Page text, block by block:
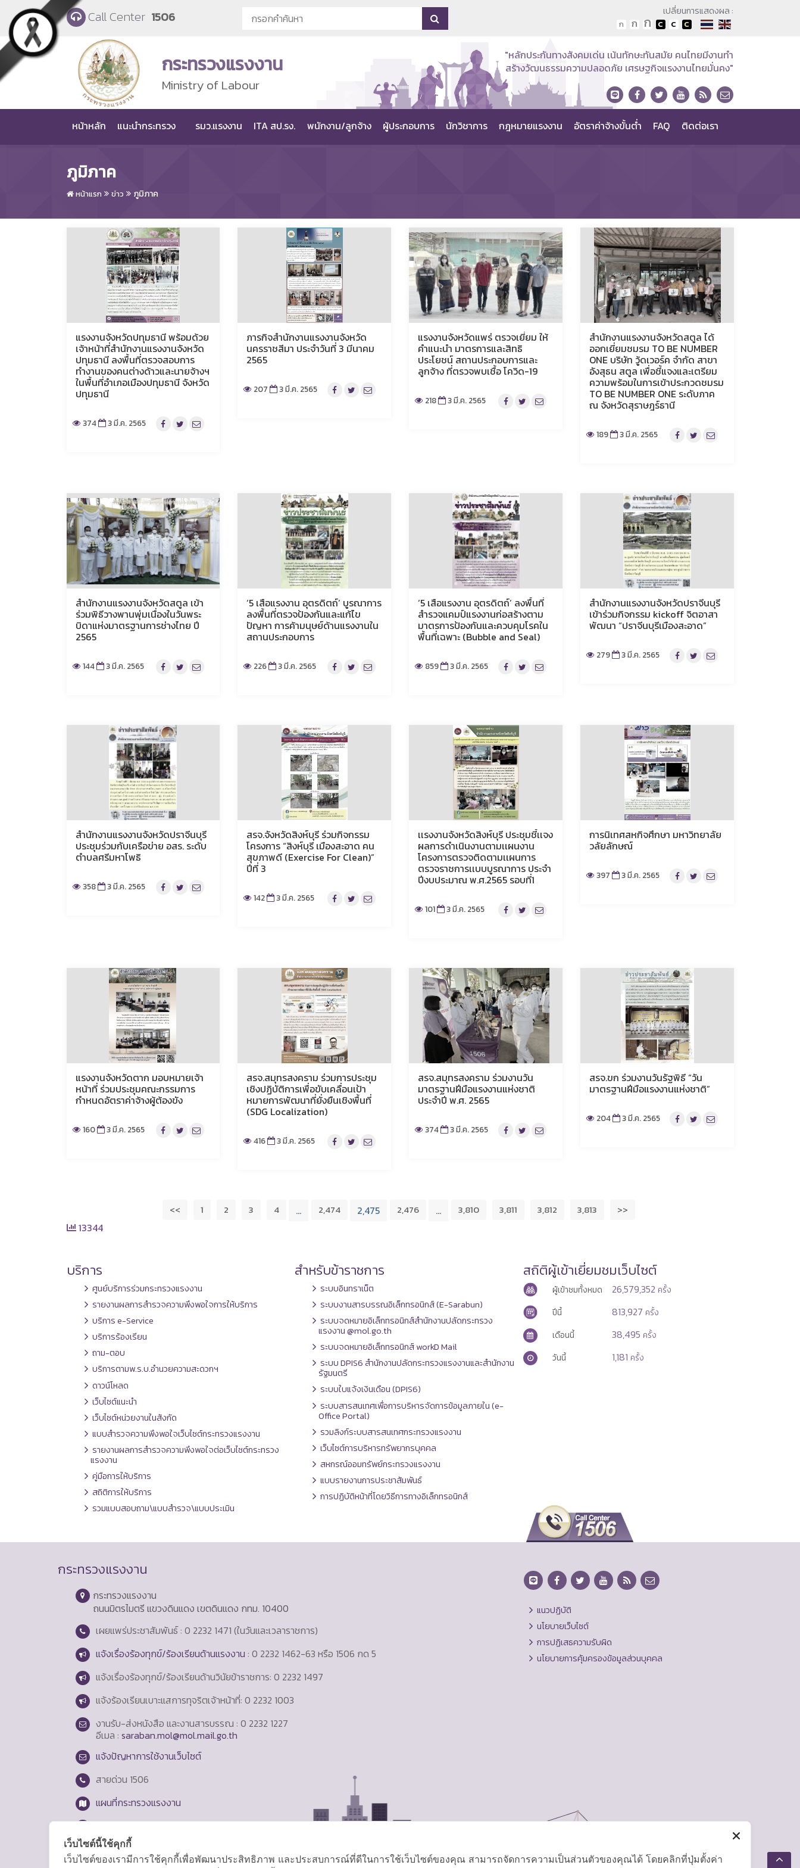
Skip to main content
Call Center 1506 เปลี่ยนการแสดงผล :
กระทรวงแรงงาน
Ministry of Labour
"หลักประกันทางสังคมเด่น เน้นทักษะทันสมัย คนไทยมีงานทำ
สร้างวัฒนธรรมความปลอดภัย เศรษฐกิจแรงงานไทยมั่นคง"
หน้าหลัก แนะนำกระทรวง รมว.แรงงาน ITA สป.รง. พนักงาน/ลูกจ้าง ผู้ประกอบการ นักวิชาการ กฎหมายแรงงาน อัตราค่าจ้างขั้นต่ำ FAQ ติดต่อเรา
ภูมิภาค
หน้าแรก ข่าว ภูมิภาค
แรงงานจังหวัดปทุมธานี พร้อมด้วย
เจ้าหน้าที่สำนักงานแรงงานจังหวัด
ปทุมธานี ลงพื้นที่ตรวจสอบการ
ทำงานของคนต่างด้าวและนายจ้างฯ
ในพื้นที่อำเภอเมืองปทุมธานี จังหวัด
ปทุมธานี
374 3 มี.ค. 2565
ภารกิจสำนักงานแรงงานจังหวัด
นครราชสีมา ประจำวันที่ 3 มีนาคม
2565
207 3 มี.ค. 2565
แรงงานจังหวัดแพร่ ตรวจเยี่ยม ให้
คำแนะนำ มาตรการและสิทธิ
ประโยชน์ สถานประกอบการและ
ลูกจ้าง ที่ตรวจพบเชื้อ โควิด-19
218 3 มี.ค. 2565
สำนักงานแรงงานจังหวัดสตูล ได้
ออกเยี่ยมชมรม TO BE NUMBER
ONE บริษัท วู้ดเวอร์ค จำกัด สาขา
อังสุธน สตูล เพื่อชี้แจงและเตรียม
ความพร้อมในการเข้าประกวดชมรม
TO BE NUMBER ONE ระดับภาค
ณ จังหวัดสุราษฎร์ธานี
189 3 มี.ค. 2565
สำนักงานแรงงานจังหวัดสตูล เข้า
ร่วมพิธีวางพานพุ่มเนื่องในวันพระ
บิดาแห่งมาตรฐานการช่างไทย ปี
2565
144 3 มี.ค. 2565
‘5 เสือแรงงาน อุตรดิตถ์’ บูรณาการ
ลงพื้นที่ตรวจป้องกันและแก้ไข
ปัญหา การค้ามนุษย์ด้านแรงงานใน
สถานประกอบการ
226 3 มี.ค. 2565
‘5 เสือแรงงาน อุตรดิตถ์’ ลงพื้นที่
สำรวจแคมป์แรงงานก่อสร้างตาม
มาตรการป้องกันและควบคุมโรคใน
พื้นที่เฉพาะ (Bubble and Seal)
859 3 มี.ค. 2565
สำนักงานแรงงานจังหวัดปราจีนบุรี
เข้าร่วมกิจกรรม kickoff จิตอาสา
พัฒนา “ปราจีนบุรีเมืองสะอาด”
279 3 มี.ค. 2565
สำนักงานแรงงานจังหวัดปราจีนบุรี
ประชุมร่วมกับเครือข่าย อสร. ระดับ
ตำบลศรีมหาโพธิ
358 3 มี.ค. 2565
สรจ.จังหวัดสิงห์บุรี ร่วมกิจกรรม
โครงการ “สิงห์บุรี เมืองสะอาด คน
สุขภาพดี (Exercise For Clean)”
ปีที่ 3
142 3 มี.ค. 2565
เเรงงานจังหวัดสิงห์บุรี ประชุมชี้เเจง
ผลการดำเนินงานตามเเผนงาน
โครงการตรวจติดตามเเผนการ
ตรวจราชการเเบบบูรณาการ ประจำ
ปีงบประมาณ พ.ศ.2565 รอบที่1
101 3 มี.ค. 2565
การนิเทศสหกิจศึกษา มหาวิทยาลัย
วลัยลักษณ์
397 3 มี.ค. 2565
แรงงานจังหวัดตาก มอบหมายเจ้า
หน้าที่ ร่วมประชุมคณะกรรมการ
กำหนดอัตราค่าจ้างผู้ต้องขัง
160 3 มี.ค. 2565
สรจ.สมุทรสงคราม ร่วมการประชุม
เชิงปฏิบัติการเพื่อขับเคลื่อนเป้า
หมายการพัฒนาที่ยั่งยืนเชิงพื้นที่
(SDG Localization)
416 3 มี.ค. 2565
สรจ.สมุทรสงคราม ร่วมงานวัน
มาตรฐานฝีมือแรงงานแห่งชาติ
ประจำปี พ.ศ. 2565
374 3 มี.ค. 2565
สรจ.ขก ร่วมงานวันรัฐพิธี “วัน
มาตรฐานฝีมือแรงงานแห่งชาติ”
204 3 มี.ค. 2565
<< 1 2 3 4 … 2,474 2,475 2,476 … 3,810 3,811 3,812 3,813 >>
13344
บริการ
ศูนย์บริการร่วมกระทรวงแรงงาน
รายงานผลการสำรวจความพึงพอใจการให้บริการ
บริการ e-Service
บริการร้องเรียน
ถาม-ตอบ
บริการตามพ.ร.บ.อำนวยความสะดวกฯ
ดาวน์โหลด
เว็บไซต์แนะนำ
เว็บไซต์หน่วยงานในสังกัด
แบบสำรวจความพึงพอใจเว็บไซต์กระทรวงแรงงาน
รายงานผลการสำรวจความพึงพอใจต่อเว็บไซต์กระทรวง
แรงงาน
คู่มือการให้บริการ
สถิติการให้บริการ
รวมแบบสอบถาม\แบบสำรวจ\แบบประเมิน
สำหรับข้าราชการ
ระบบอินทราเน็ต
ระบบงานสารบรรณอิเล็กทรอนิกส์ (E-Sarabun)
ระบบจดหมายอิเล็กทรอนิกส์สำนักงานปลัดกระทรวง
แรงงาน @mol.go.th
ระบบจดหมายอิเล็กทรอนิกส์ workD Mail
ระบบ DPIS6 สำนักงานปลัดกระทรวงแรงงานและสำนักงาน
รัฐมนตรี
ระบบใบแจ้งเงินเดือน (DPIS6)
ระบบสารสนเทศเพื่อการบริหารจัดการข้อมูลภายใน (e-
Office Portal)
รวมลิงก์ระบบสารสนเทศกระทรวงแรงงาน
เว็บไซต์การบริหารทรัพยากรบุคคล
สหกรณ์ออมทรัพย์กระทรวงแรงงาน
แบบรายงานการประชาสัมพันธ์
การปฏิบัติหน้าที่โดยวิธีการทางอิเล็กทรอนิกส์
สถิติผู้เข้าเยี่ยมชมเว็บไซต์
ผู้เข้าชมทั้งหมด 26,579,352 ครั้ง
ปีนี้
813,927 ครั้ง
เดือนนี้
38,495 ครั้ง
วันนี้
1,181 ครั้ง
กระทรวงแรงงาน
กระทรวงแรงงาน
ถนนมิตรไมตรี แขวงดินแดง เขตดินแดง กทม. 10400
เผยแพร่ประชาสัมพันธ์ : 0 2232 1471 (ในวันและเวลาราชการ)
แจ้งเรื่องร้องทุกข์/ร้องเรียนด้านแรงงาน : 0 2232 1462-63 หรือ 1506 กด 5
แจ้งเรื่องร้องทุกข์/ร้องเรียนด้านวินัยข้าราชการ: 0 2232 1497
แจ้งร้องเรียนเบาะแสการทุจริตเจ้าหน้าที่: 0 2232 1003
งานรับ-ส่งหนังสือ และงานสารบรรณ : 0 2232 1227
อีเมล : saraban.mol@mol.mail.go.th
แจ้งปัญหาการใช้งานเว็บไซต์
สายด่วน 1506
แผนที่กระทรวงแรงงาน
Login
แนวปฏิบัติ
นโยบายเว็บไซต์
การปฏิเสธความรับผิด
นโยบายการคุ้มครองข้อมูลส่วนบุคคล
เว็บไซต์นี้ใช้คุกกี้
เว็บไซต์ของเรามีการใช้คุกกี้เพื่อพัฒนาประสิทธิภาพ และประสบการณ์ที่ดีในการใช้เว็บไซต์ของคุณ สามารถจัดการความเป็นส่วนตัวของคุณได้ โดยคลิกที่ปุ่มตั้งค่า